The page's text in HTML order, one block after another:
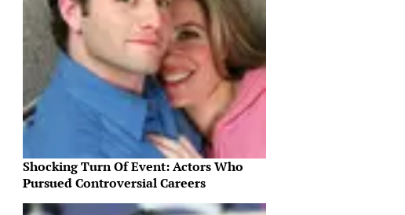
Shocking Turn Of Event: Actors Who
Pursued Controversial Careers